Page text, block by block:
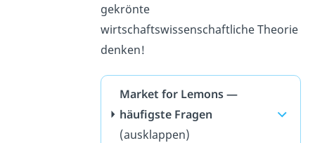
gekrönte
wirtschaftswissenschaftliche Theorie
denken!
Market for Lemons —
häufigste Fragen
(ausklappen)